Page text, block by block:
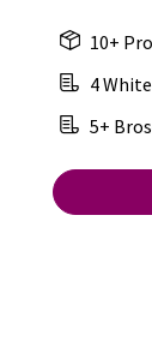
10+
4
5+